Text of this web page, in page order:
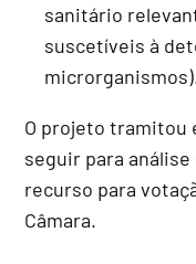
sanitário
suscetíveis à
O projeto tramitou
seguir para análise
recurso para
Câmara.